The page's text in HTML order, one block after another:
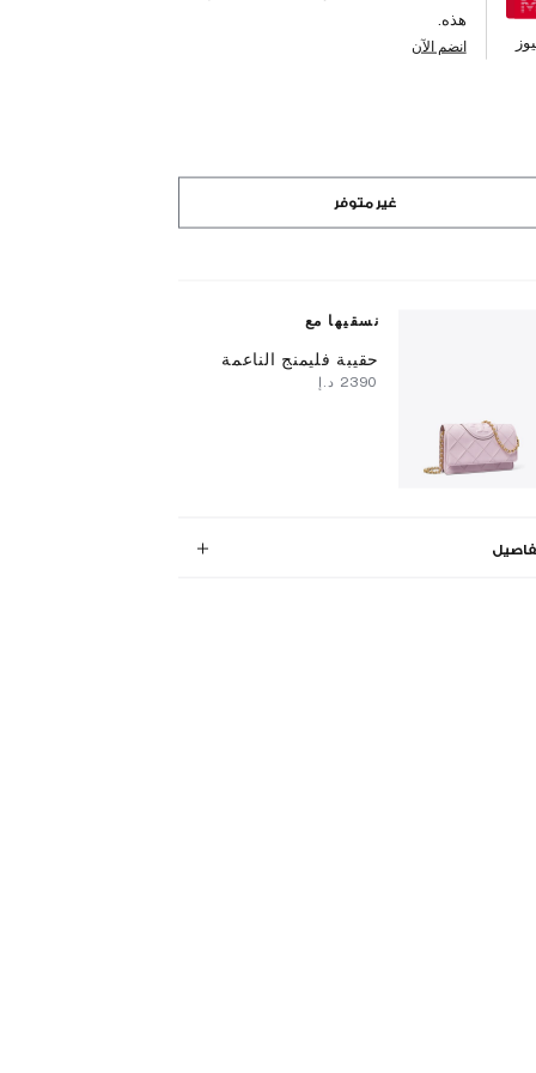
هذه.
انضم الآن
غير متوفر
نسقيها مع
حقيبة فليمنج الناعمة